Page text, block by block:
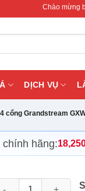
Chào mừng bạn đến
DỊCH VỤ
cổng Grandstream
chính hãng:
chuyển đổi